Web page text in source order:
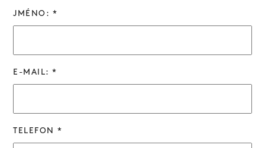
JMÉNO: *
E-MAIL: *
TELEFON *